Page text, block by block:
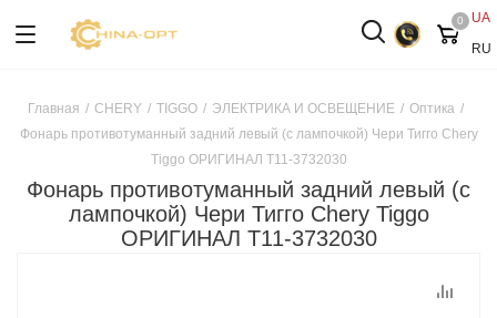
UA
RU
0
Главная / CHERY / TIGGO / ЭЛЕКТРИКА И ОСВЕЩЕНИЕ / Оптика /
Фонарь противотуманный задний левый (с лампочкой) Чери Тигго Chery
Tiggo ОРИГИНАЛ T11-3732030
Фонарь противотуманный задний левый (с
лампочкой) Чери Тигго Chery Tiggo
ОРИГИНАЛ T11-3732030